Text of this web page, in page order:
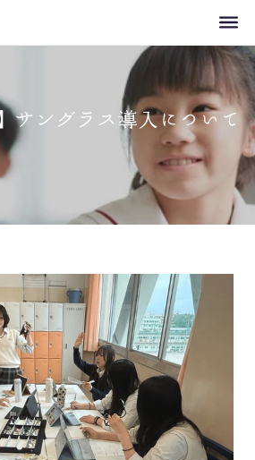
サングラス導入について